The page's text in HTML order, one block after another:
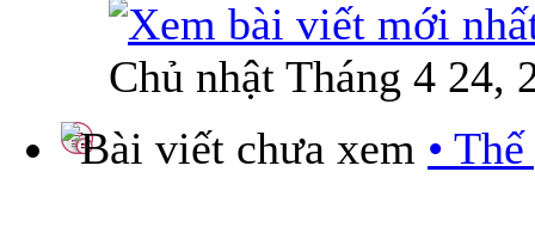
Chủ nhật Tháng 4 24,
•